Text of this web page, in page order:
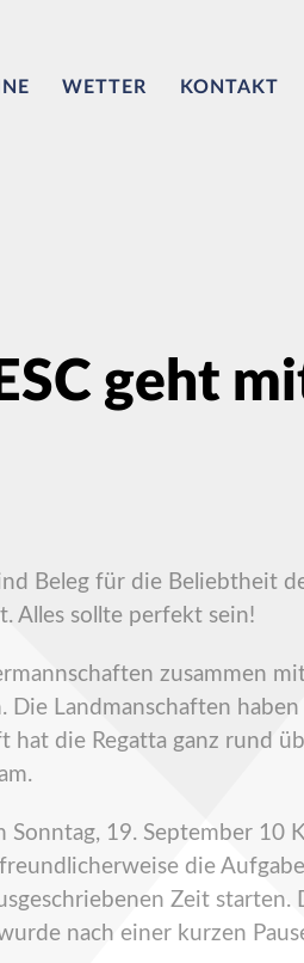
WETTER KONTAKT
geht
Beleg für die Beliebtheit
Alles sollte perfekt sein!
zusammen
Die Landmanschaften
hat die Regatta ganz rund
Sonntag, 19. September
die
Zeit
nach einer kurzen